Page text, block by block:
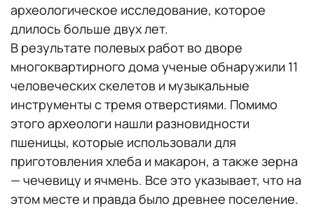
археологическое исследование, которое
длилось больше двух лет.
В результате полевых работ во дворе
многоквартирного дома ученые обнаружили 11
человеческих скелетов и музыкальные
инструменты с тремя отверстиями. Помимо
этого археологи нашли разновидности
пшеницы, которые использовали для
приготовления хлеба и макарон, а также зерна
— чечевицу и ячмень. Все это указывает, что на
этом месте и правда было древнее поселение.